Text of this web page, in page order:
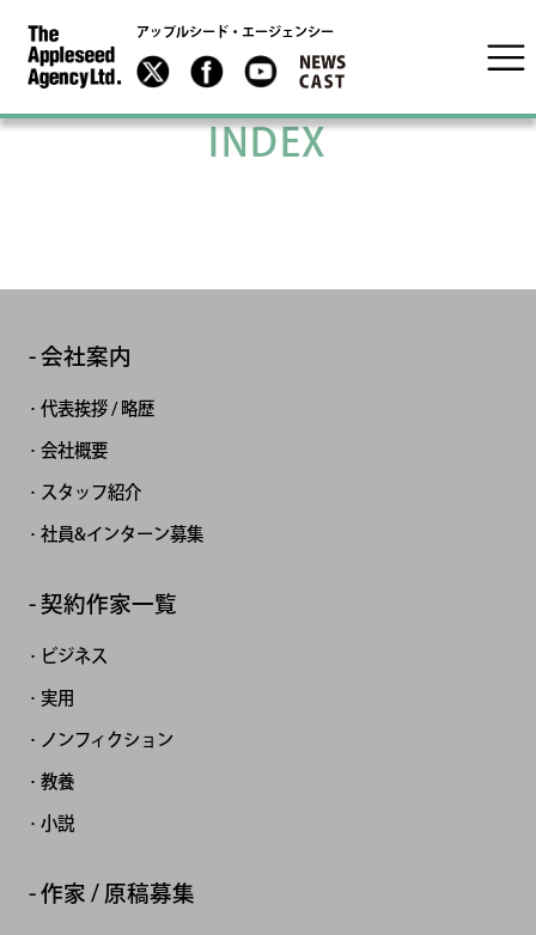
アップルシード・エージェンシー
INDEX
会社案内
代表挨拶 / 略歴
会社概要
スタッフ紹介
社員&インターン募集
契約作家一覧
ビジネス
実用
ノンフィクション
教養
小説
作家 / 原稿募集